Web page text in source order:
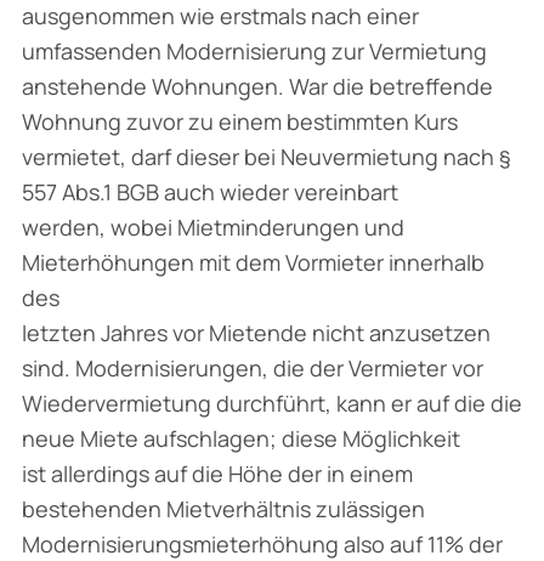
ausgenommen wie erstmals nach einer
umfassenden Modernisierung zur Vermietung
anstehende Wohnungen. War die betreffende
Wohnung zuvor zu einem bestimmten Kurs
vermietet, darf dieser bei Neuvermietung nach §
557 Abs.1 BGB auch wieder vereinbart
werden, wobei Mietminderungen und
Mieterhöhungen mit dem Vormieter innerhalb
des
letzten Jahres vor Mietende nicht anzusetzen
sind. Modernisierungen, die der Vermieter vor
Wiedervermietung durchführt, kann er auf die die
neue Miete aufschlagen; diese Möglichkeit
ist allerdings auf die Höhe der in einem
bestehenden Mietverhältnis zulässigen
Modernisierungsmieterhöhung also auf 11% der